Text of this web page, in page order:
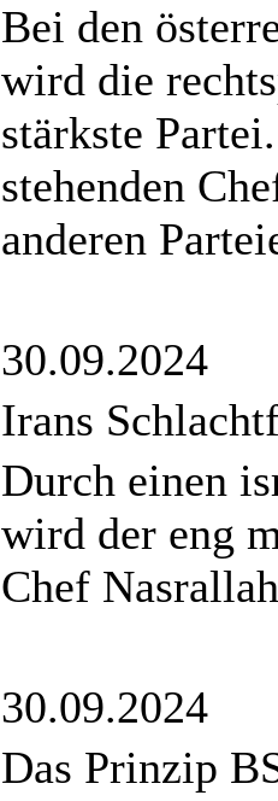
Bei den
wird die
stärkste
stehenden
anderen
30.09.2024
Irans
Durch einen
wird der eng
Chef
30.09.2024
Das Prinzip